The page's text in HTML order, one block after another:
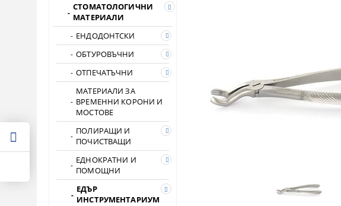
СТОМАТОЛОГИЧНИ
МАТЕРИАЛИ
ЕНДОДОНТСКИ
ОБТУРОВЪЧНИ
ОТПЕЧАТЪЧНИ
МАТЕРИАЛИ ЗА
ВРЕМЕННИ КОРОНИ И
МОСТОВЕ
ПОЛИРАЩИ И
ПОЧИСТВАЩИ
ЕДНОКРАТНИ И
ПОМОЩНИ
ЕДЪР
ИНСТРУМЕНТАРИУМ